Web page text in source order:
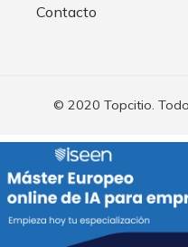
Contacto
© 2020 Topcitio.